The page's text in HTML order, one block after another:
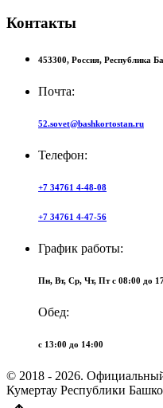
Контакты
453300, Россия, Республика
Почта:
52.sovet@bashkortostan.ru
Телефон:
+7 34761 4-48-08
+7 34761 4-47-56
График работы:
Пн, Вт, Ср, Чт, Пт c 08:00 до
Обед:
c 13:00 до 14:00
© 2018 - 2026. Официальный
Кумертау Республики